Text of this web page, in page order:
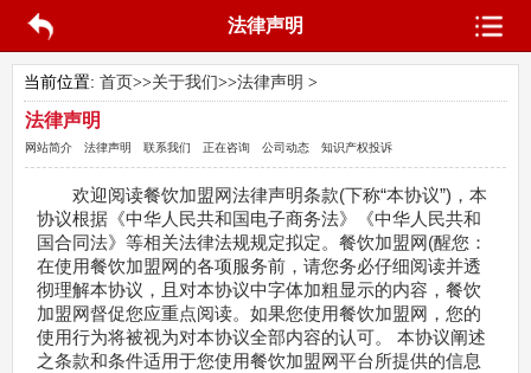
法律声明
当前位置: 首页>>关于我们>>法律声明 >
法律声明
网站简介 法律声明 联系我们 正在咨询 公司动态 知识产权投诉
欢迎阅读餐饮加盟网法律声明条款(下称“本协议”)，本
协议根据《中华人民共和国电子商务法》《中华人民共和
国合同法》等相关法律法规规定拟定。餐饮加盟网(醒您：
在使用餐饮加盟网的各项服务前，请您务必仔细阅读并透
彻理解本协议，且对本协议中字体加粗显示的内容，餐饮
加盟网督促您应重点阅读。如果您使用餐饮加盟网，您的
使用行为将被视为对本协议全部内容的认可。 本协议阐述
之条款和条件适用于您使用餐饮加盟网平台所提供的信息